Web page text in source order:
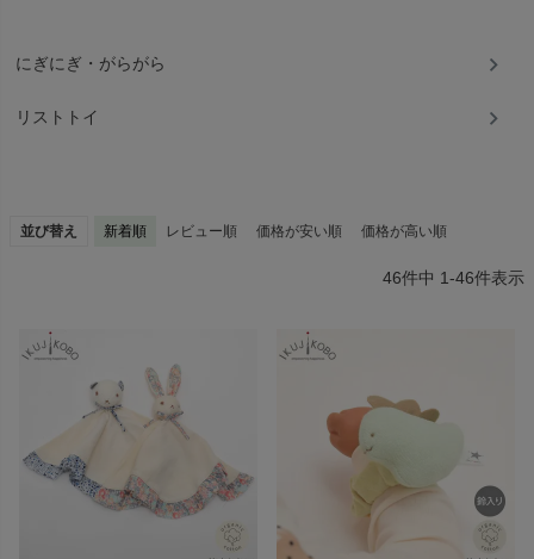
にぎにぎ・がらがら
リストトイ
並び替え 新着順 レビュー順 価格が安い順 価格が高い順
46件中 1-46件表示